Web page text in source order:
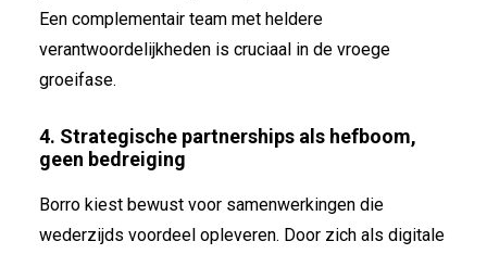
Een complementair team met heldere
verantwoordelijkheden is cruciaal in de vroege
groeifase.
4. Strategische partnerships als hefboom,
geen bedreiging
Borro kiest bewust voor samenwerkingen die
wederzijds voordeel opleveren. Door zich als digitale